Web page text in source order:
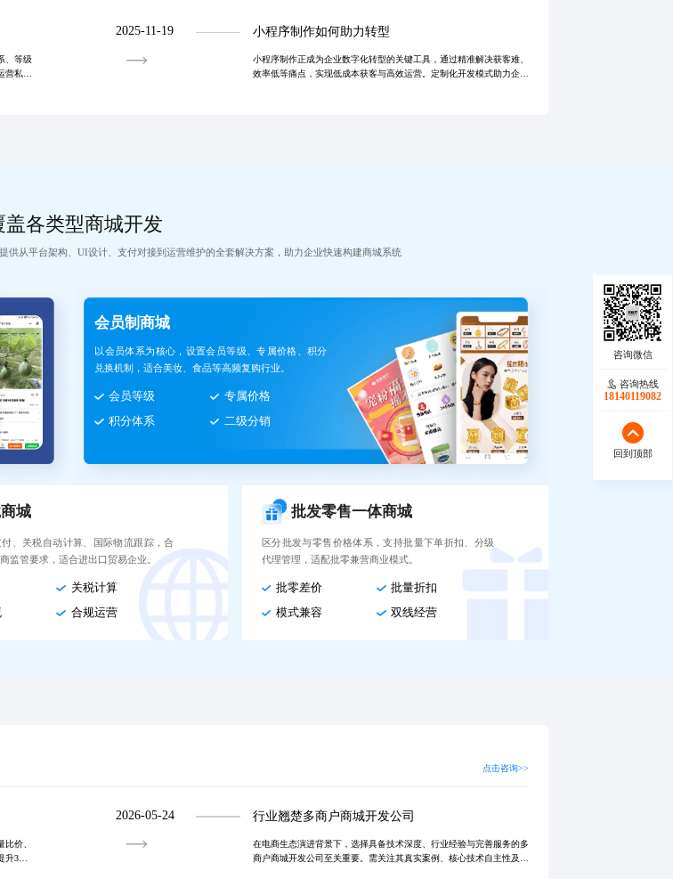
、等级
营私域
2025-11-19 小程序制作如何助力转型
小程序制作正成为企业数字化转型的关键工具，通过精准解决获客难、
效率低等痛点，实现低成本获客与高效运营。定制化开发模式助力企业
盖各类型商城开发
供从平台架构、UI设计、支付对接到运营维护的全套解决方案，助力企业快速构建商城系统
会员制商城
以会员体系为核心，设置会员等级、专属价格、积分
兑换机制，适合美妆、食品等高频复购行业。​
会员等级
专属价格
积分体系
二级分销
城
、关税自动计算、国际物流跟踪，合
监管要求，适合进出口贸易企业。
关税计算
合规运营
批发零售一体商城
区分批发与零售价格体系，支持批量下单折扣、分级
代理管理，适配批零兼营商业模式。
批零差价
批量折扣
模式兼容
双线经营
点击咨询>>
价、
升3
2026-05-24 行业翘楚多商户商城开发公司
在电商生态演进背景下，选择具备技术深度、行业经验与完善服务的多
商户商城开发公司至关重要。需关注其真实案例、核心技术自主性及全
咨询热线
18140119082
回到顶部